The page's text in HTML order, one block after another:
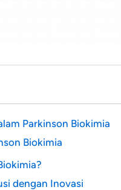
Parkinson Biokimia
Biokimia
dengan Inovasi